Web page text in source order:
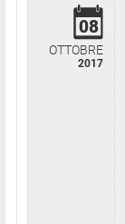
08
OTTOBRE
2017